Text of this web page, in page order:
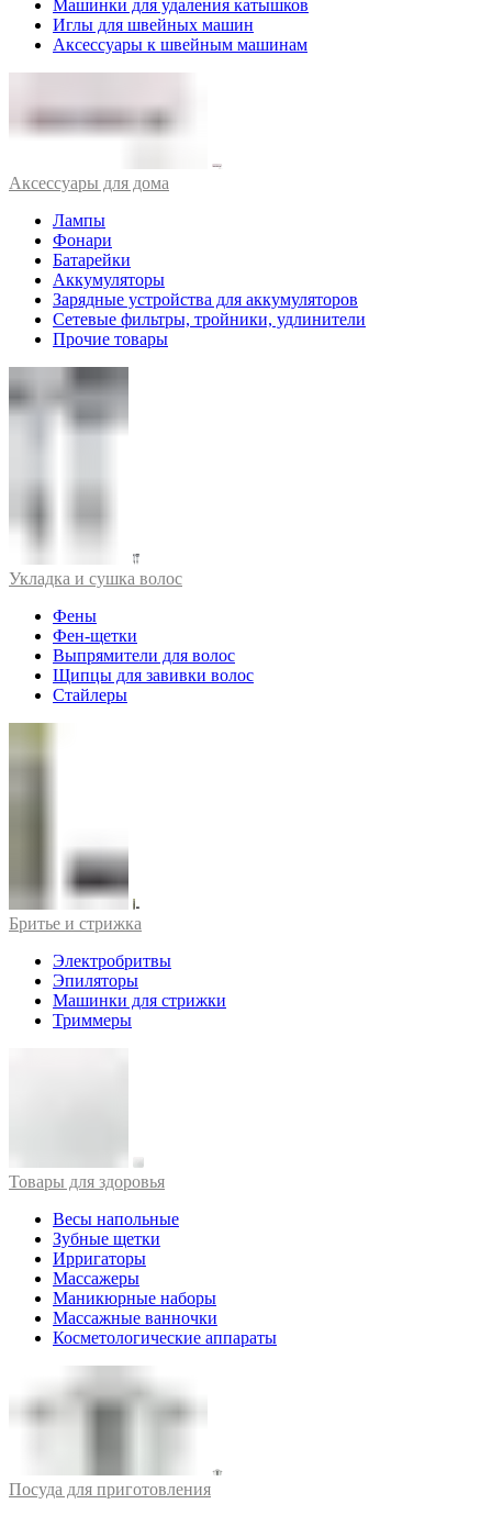
Машинки для удаления катышков
Иглы для швейных машин
Аксессуары к швейным машинам
Аксессуары для дома
Лампы
Фонари
Батарейки
Аккумуляторы
Зарядные устройства для аккумуляторов
Сетевые фильтры, тройники, удлинители
Прочие товары
Укладка и сушка волос
Фены
Фен-щетки
Выпрямители для волос
Щипцы для завивки волос
Стайлеры
Бритье и стрижка
Электробритвы
Эпиляторы
Машинки для стрижки
Триммеры
Товары для здоровья
Весы напольные
Зубные щетки
Ирригаторы
Массажеры
Маникюрные наборы
Массажные ванночки
Косметологические аппараты
Посуда для приготовления